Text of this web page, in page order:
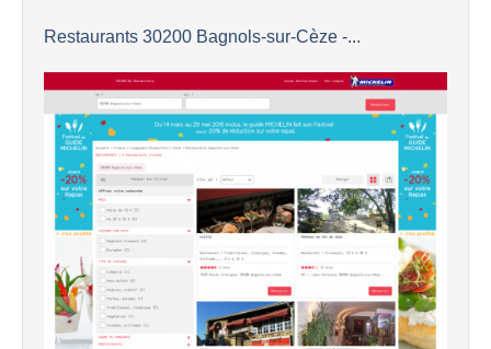
Restaurants 30200 Bagnols-sur-Cèze -...